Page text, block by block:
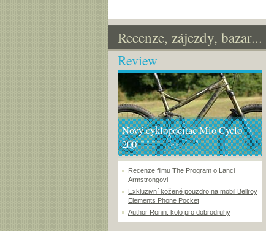
Recenze, zájezdy, bazar...
Review
Nový cyklopočítač Mio Cyclo
200
Recenze filmu The Program o Lanci
Armstrongovi
Exkluzivní kožené pouzdro na mobil Bellroy
Elements Phone Pocket
Author Ronin: kolo pro dobrodruhy